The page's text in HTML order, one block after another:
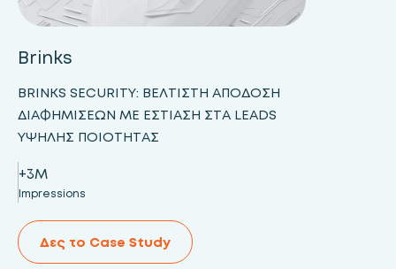
Brinks
BRINKS SECURITY: ΒΈΛΤΙΣΤΗ ΑΠΌΔΟΣΗ
ΔΙΑΦΗΜΊΣΕΩΝ ΜΕ ΕΣΤΊΑΣΗ ΣΤΑ LEADS
ΥΨΗΛΉΣ ΠΟΙΌΤΗΤΑΣ
+3M
Impressions
Δες το Case Study